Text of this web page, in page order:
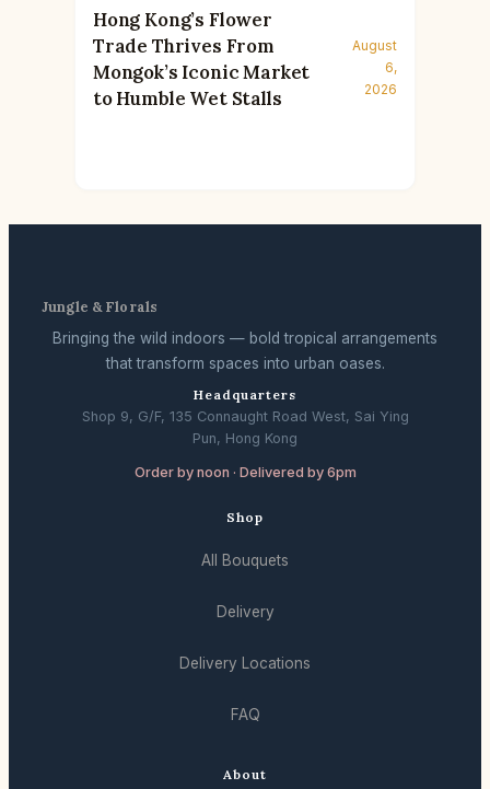
Hong Kong’s Flower
Trade Thrives From
Mongok’s Iconic Market
to Humble Wet Stalls
August
6,
2026
Jungle & Florals
Bringing the wild indoors — bold tropical arrangements
that transform spaces into urban oases.
Headquarters
Shop 9, G/F, 135 Connaught Road West, Sai Ying
Pun, Hong Kong
Order by noon · Delivered by 6pm
Shop
All Bouquets
Delivery
Delivery Locations
FAQ
About